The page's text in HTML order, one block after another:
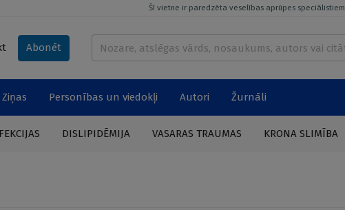
Šī vietne ir paredzēta veselības aprūpes speciālistiem
Abonēt
Ziņas Personības un viedokļi Autori Žurnāli
DISLIPIDĒMIJA VASARAS TRAUMAS KRONA SLIMĪBA